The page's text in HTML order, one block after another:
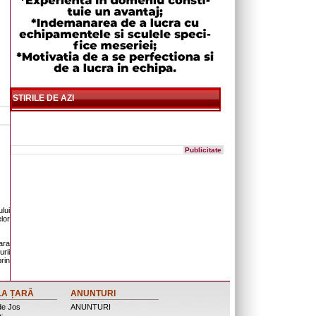
STIRILE DE AZI
Publicitate
ȚARĂ
Jos
ANUNTURI
ANUNTURI